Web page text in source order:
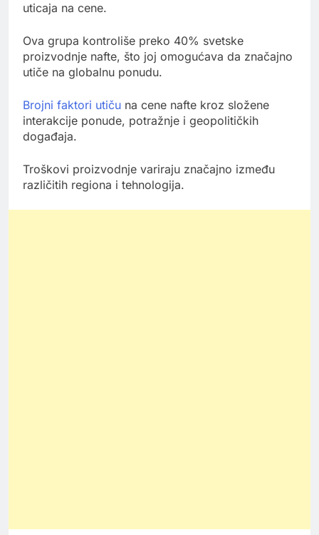
uticaja na cene.
Ova grupa kontroliše preko 40% svetske
proizvodnje nafte, što joj omogućava da značajno
utiče na globalnu ponudu.
Brojni faktori utiču na cene nafte kroz složene
interakcije ponude, potražnje i geopolitičkih
događaja.
Troškovi proizvodnje variraju značajno između
različitih regiona i tehnologija.